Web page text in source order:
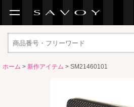
ホーム > 新作アイテム > SM21460101